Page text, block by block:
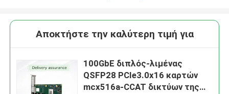
Αποκτήστε την καλύτερη τιμή για
100GbE διπλός-λιμένας
QSFP28 PCIe3.0x16 καρτών
mcx516a-CCAT δικτύων της